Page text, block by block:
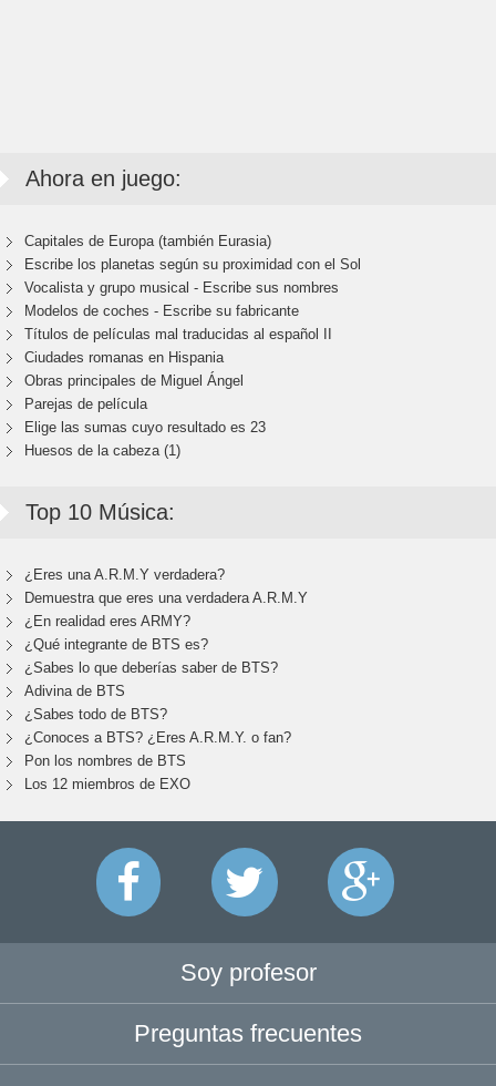
Ahora en juego:
Capitales de Europa (también Eurasia)
Escribe los planetas según su proximidad con el Sol
Vocalista y grupo musical - Escribe sus nombres
Modelos de coches - Escribe su fabricante
Títulos de películas mal traducidas al español II
Ciudades romanas en Hispania
Obras principales de Miguel Ángel
Parejas de película
Elige las sumas cuyo resultado es 23
Huesos de la cabeza (1)
Top 10 Música:
¿Eres una A.R.M.Y verdadera?
Demuestra que eres una verdadera A.R.M.Y
¿En realidad eres ARMY?
¿Qué integrante de BTS es?
¿Sabes lo que deberías saber de BTS?
Adivina de BTS
¿Sabes todo de BTS?
¿Conoces a BTS? ¿Eres A.R.M.Y. o fan?
Pon los nombres de BTS
Los 12 miembros de EXO
Soy profesor
Preguntas frecuentes